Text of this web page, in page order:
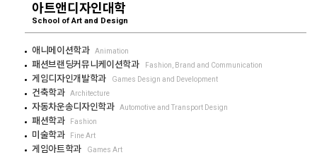
아트앤디자인대학
School of Art and Design
애니메이션학과 Animation
패션브랜딩커뮤니케이션학과 Fashion, Brand and Communication
게임디자인개발학과 Games Design and Development
건축학과 Architecture
자동차운송디자인학과 Automotive and Transport Design
패션학과 Fashion
미술학과 Fine Art
게임아트학과 Games Art